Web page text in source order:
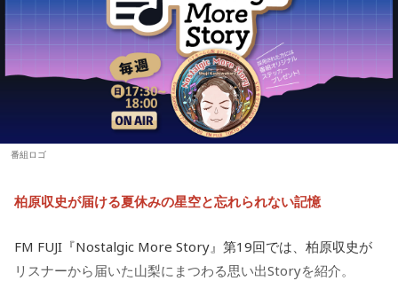
原作：Dazed CO.,LTD.
松原 秀
音楽製作：EVIL LINE RECORDS
キャラクターデザイン：えびも
アートディレクション：BALCOLONY.
『カリスマ』は、音楽原作キャラクターラッププロジェクト
手掛けるEVIL LINE RECORDSと株式会社Dazedが手掛ける二
【イントロダクション】
【3位】魚座（うお座）
心の中にあった、わだかまりを解消できるようです。ほっと
できると、自分らしく活動できることでしょう。恋愛に対し
ても前向きになれそう。情熱的な相手を通して自分自身も成
長できるようです。
【4位】乙女座（おとめ座）
思い切りの良さを大事にしてみましょう。出かけるときは、
的な色を選んでみて。
【5位】山羊座（やぎ座）
今日は、少し距離を感じていた人と意気投合するなど、心が
番組ロゴ
柏原収史が届ける夏休みの星空と忘れられない記憶
FM FUJI『Nostalgic More Story』第19回では、柏原収史が
リスナーから届いた山梨にまつわる思い出Storyを紹介。